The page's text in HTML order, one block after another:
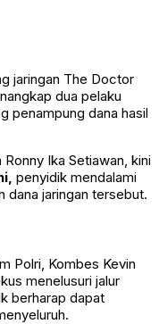
jaringan The Doctor
dua pelaku
penampung dana hasil
Ika Setiawan, kini
penyidik mendalami
dana jaringan tersebut.
Polri, Kombes Kevin
menelusuri jalur
berharap dapat